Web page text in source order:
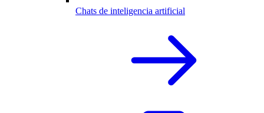
Chats de inteligencia artificial